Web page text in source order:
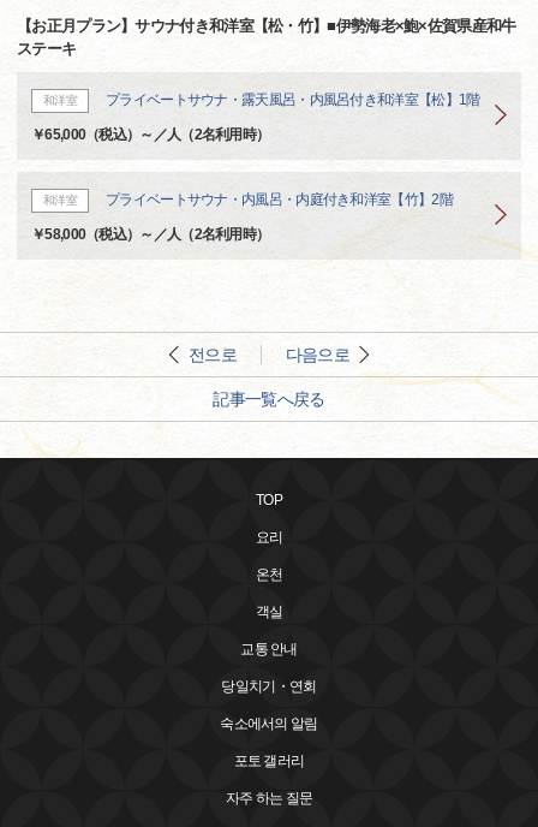
【お正月プラン】サウナ付き和洋室【松・竹】■伊勢海老×鮑×佐賀県産和牛
ステーキ
和洋室 プライベートサウナ・露天風呂・内風呂付き和洋室【松】1階
￥65,000（税込）～／人（2名利用時）
和洋室 プライベートサウナ・内風呂・内庭付き和洋室【竹】2階
￥58,000（税込）～／人（2名利用時）
전으로 다음으로
記事一覧へ戻る
TOP
요리
온천
객실
교통 안내
당일치기・연회
숙소에서의 알림
포토 갤러리
자주 하는 질문